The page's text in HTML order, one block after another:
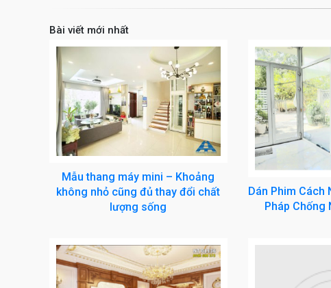
Bài viết mới nhất
Mẫu thang máy mini – Khoảng
không nhỏ cũng đủ thay đổi chất
lượng sống
Dán Phim Cách
Pháp Chống